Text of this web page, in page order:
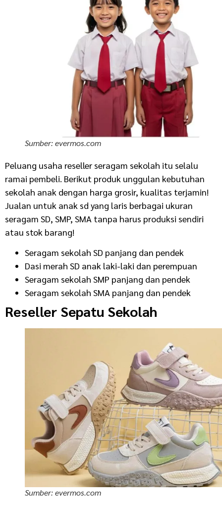
Sumber: evermos.com
Peluang usaha reseller seragam sekolah itu selalu
ramai pembeli. Berikut produk unggulan kebutuhan
sekolah anak dengan harga grosir, kualitas terjamin!
Jualan untuk anak sd yang laris berbagai ukuran
seragam SD, SMP, SMA tanpa harus produksi sendiri
atau stok barang!
Seragam sekolah SD panjang dan pendek
Dasi merah SD anak laki-laki dan perempuan
Seragam sekolah SMP panjang dan pendek
Seragam sekolah SMA panjang dan pendek
Reseller Sepatu Sekolah
Sumber: evermos.com